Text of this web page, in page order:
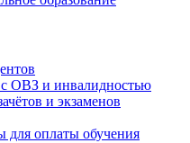
ОВЗ и инвалидностью
и экзаменов
для оплаты обучения